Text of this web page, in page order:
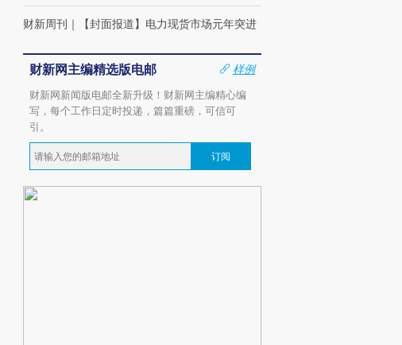
财新周刊 ｜ 【封面报道】电力现货市场元年突进
财新网主编精选版电邮
样例
财新网新闻版电邮全新升级！财新网主编精心编
写，每个工作日定时投递，篇篇重磅，可信可
引。
订阅